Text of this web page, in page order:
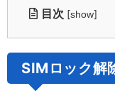
目次 [show]
SIMロック解